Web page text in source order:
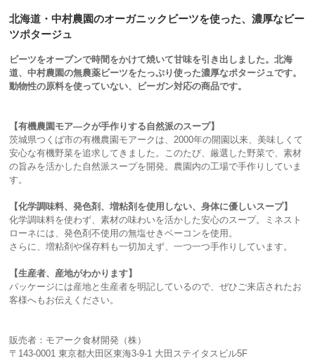
北海道・中村農園のオーガニックビーツを使った、濃厚なビー
ツポタージュ
ビーツをオーブンで時間をかけて焼いて甘味を引き出しました。北海
道、中村農園の無農薬ビーツをたっぷり使った濃厚なポタージュです。
動物性の原料を使っていない、ビーガン対応の商品です。
【有機農園モア―クが手作りする自然派のスープ】
茨城県つくば市の有機農園モアークは、2000年の開園以来、美味しくて
安心な有機野菜を追求してきました。このたび、厳選した野菜で、素材
の旨みを活かした自然派スープを開発。農園内の工場で手作りしていま
す。
【化学調味料、発色剤、増粘剤を使用しない、身体に優しいスープ】
化学調味料を使わず、素材の味わいを活かした安心のスープ。ミネスト
ローネには、発色剤不使用の無塩せきベーコンを使用。
さらに、増粘剤や保存料も一切加えず、一つ一つ手作りしています。
【生産者、産地がわかります】
パッケージには産地と生産者を明記しているので、ぜひご来店されたお
客様へもお伝えください。
販売者：モアーク食材開発（株）
〒143-0001 東京都大田区東海3-9-1 大田ステイタスビル5F